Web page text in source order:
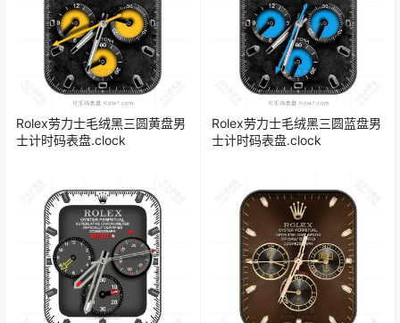
Rolex劳力士毛绒黑三圆黄盘男
士计时码表盘.clock
Rolex劳力士毛绒黑三圆蓝盘男
士计时码表盘.clock